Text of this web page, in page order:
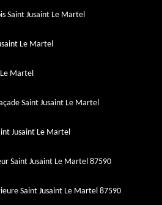
Saint Jusaint Le Martel
Le Martel
Martel
Saint Jusaint Le Martel
Jusaint Le Martel
Saint Jusaint Le Martel 87590
Saint Jusaint Le Martel 87590